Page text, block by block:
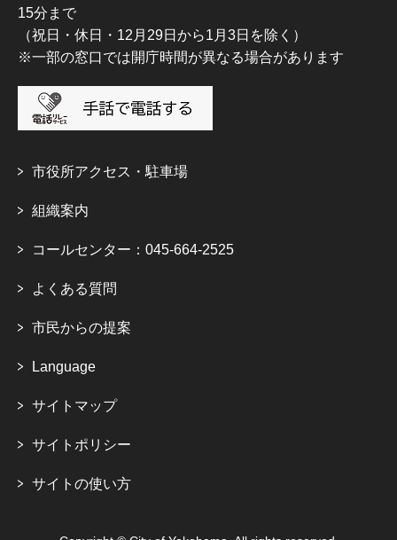
15分まで
（祝日・休日・12月29日から1月3日を除く）
※一部の窓口では開庁時間が異なる場合があります
市役所アクセス・駐車場
組織案内
コールセンター：045-664-2525
よくある質問
市民からの提案
Language
サイトマップ
サイトポリシー
サイトの使い方